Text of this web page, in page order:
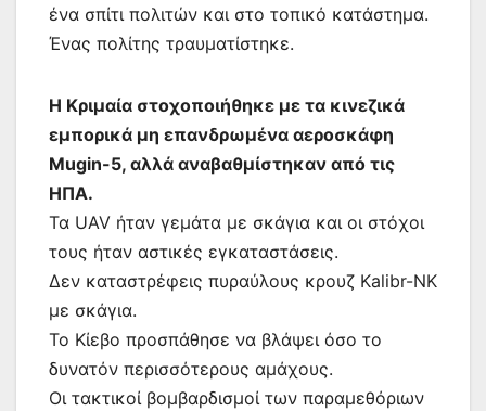
ένα σπίτι πολιτών και στο τοπικό κατάστημα.
Ένας πολίτης τραυματίστηκε.
Η Κριμαία στοχοποιήθηκε με τα κινεζικά
εμπορικά μη επανδρωμένα αεροσκάφη
Mugin-5, αλλά αναβαθμίστηκαν από τις
ΗΠΑ.
Τα UAV ήταν γεμάτα με σκάγια και οι στόχοι
τους ήταν αστικές εγκαταστάσεις.
Δεν καταστρέφεις πυραύλους κρουζ Kalibr-NK
με σκάγια.
Το Κίεβο προσπάθησε να βλάψει όσο το
δυνατόν περισσότερους αμάχους.
Οι τακτικοί βομβαρδισμοί των παραμεθόριων